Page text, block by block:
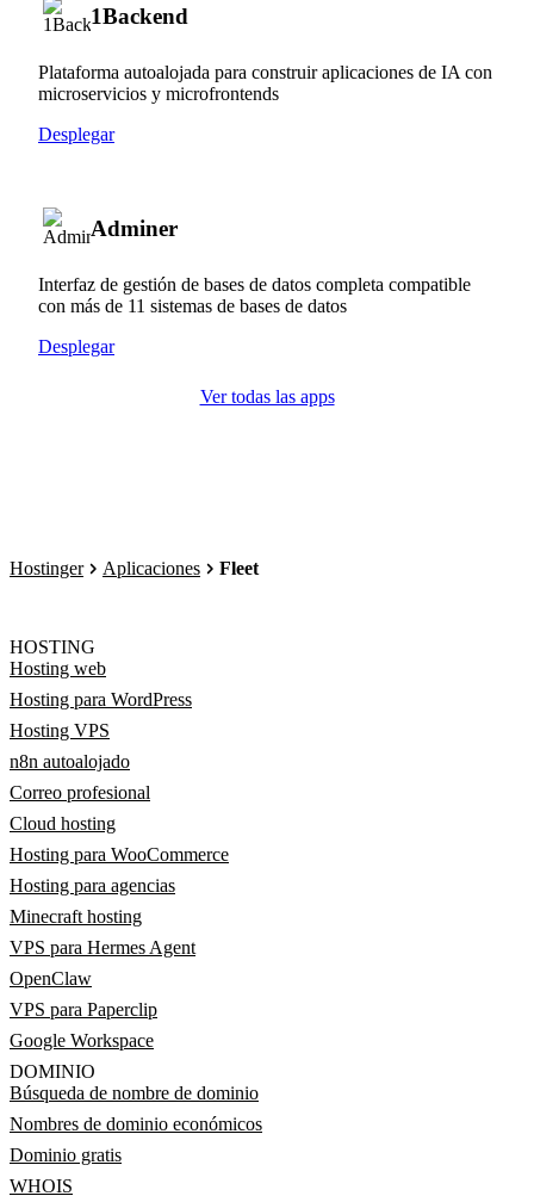
1Backend
Plataforma autoalojada para construir aplicaciones de IA con
microservicios y microfrontends
Desplegar
Adminer
Interfaz de gestión de bases de datos completa compatible
con más de 11 sistemas de bases de datos
Desplegar
Ver todas las apps
Hostinger Aplicaciones Fleet
HOSTING
Hosting web
Hosting para WordPress
Hosting VPS
n8n autoalojado
Correo profesional
Cloud hosting
Hosting para WooCommerce
Hosting para agencias
Minecraft hosting
VPS para Hermes Agent
OpenClaw
VPS para Paperclip
Google Workspace
DOMINIO
Búsqueda de nombre de dominio
Nombres de dominio económicos
Dominio gratis
WHOIS